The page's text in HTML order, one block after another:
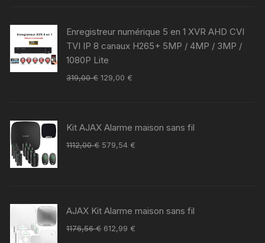
Enregistreur numérique 5 en 1 XVR AHD CVI
TVI IP 8 canaux H265+ 5MP / 4MP / 3MP /
1080P Lite
319,00€ 129,00 €
Kit AJAX Alarme maison sans fil
1112,00€ 579,54 €
AJAX Kit Alarme maison sans fil
1176,56€ 612,99 €